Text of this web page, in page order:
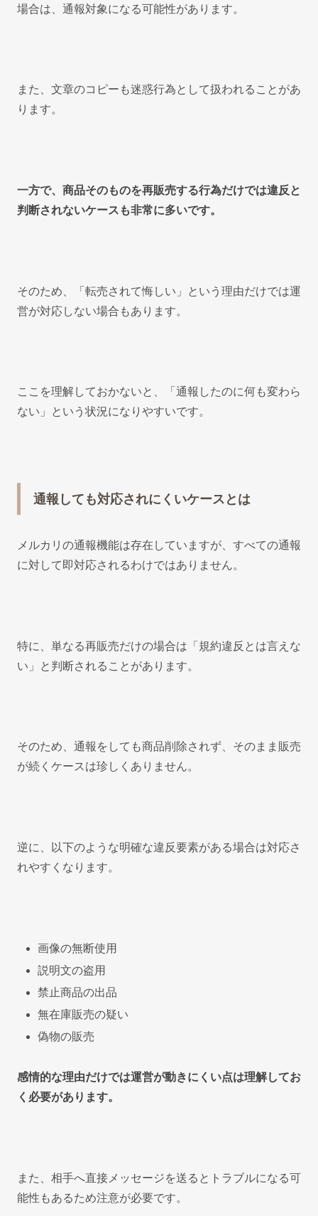
場合は、通報対象になる可能性があります。
また、文章のコピーも迷惑行為として扱われることがあ
ります。
一方で、商品そのものを再販売する行為だけでは違反と
判断されないケースも非常に多いです。
そのため、「転売されて悔しい」という理由だけでは運
営が対応しない場合もあります。
ここを理解しておかないと、「通報したのに何も変わら
ない」という状況になりやすいです。
通報しても対応されにくいケースとは
メルカリの通報機能は存在していますが、すべての通報
に対して即対応されるわけではありません。
特に、単なる再販売だけの場合は「規約違反とは言えな
い」と判断されることがあります。
そのため、通報をしても商品削除されず、そのまま販売
が続くケースは珍しくありません。
逆に、以下のような明確な違反要素がある場合は対応さ
れやすくなります。
画像の無断使用
説明文の盗用
禁止商品の出品
無在庫販売の疑い
偽物の販売
感情的な理由だけでは運営が動きにくい点は理解してお
く必要があります。
また、相手へ直接メッセージを送るとトラブルになる可
能性もあるため注意が必要です。